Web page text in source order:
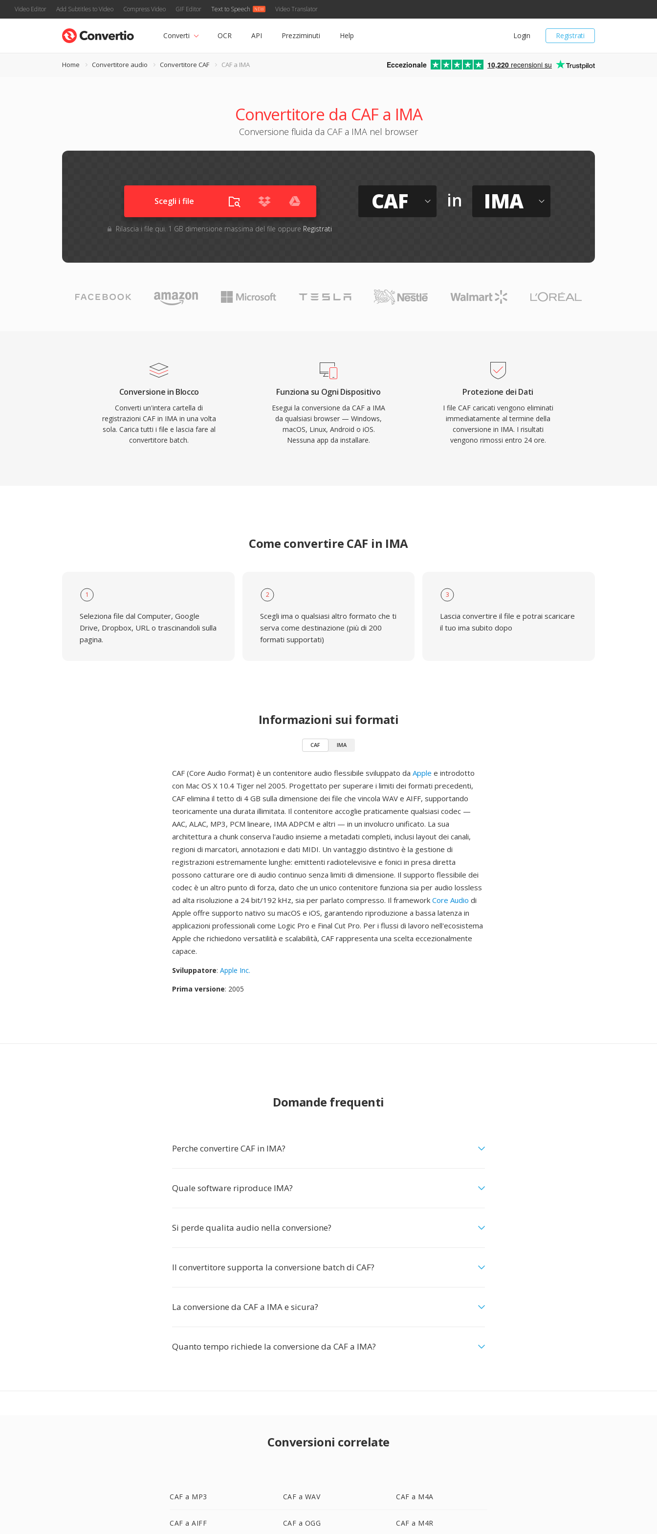
Video Editor Add Subtitles to Video Compress Video GIF Editor Text to Speech Video Translator
Registrati
Login
Converti OCR API Prezziminuti Help
Home Convertitore audio Convertitore CAF CAF a IMA Eccezionale 10,220 recensioni su
Convertitore da CAF a IMA
Conversione fluida da CAF a IMA nel browser
Scegli i file
Rilascia i file qui. 1 GB dimensione massima del file oppure Registrati
CAF in IMA
Conversione in Blocco
Converti un'intera cartella di
registrazioni CAF in IMA in una volta
sola. Carica tutti i file e lascia fare al
convertitore batch.
Funziona su Ogni Dispositivo
Esegui la conversione da CAF a IMA
da qualsiasi browser — Windows,
macOS, Linux, Android o iOS.
Nessuna app da installare.
Protezione dei Dati
I file CAF caricati vengono eliminati
immediatamente al termine della
conversione in IMA. I risultati
vengono rimossi entro 24 ore.
Come convertire CAF in IMA
1
Seleziona file dal Computer, Google
Drive, Dropbox, URL o trascinandoli sulla
pagina.
2
Scegli ima o qualsiasi altro formato che ti
serva come destinazione (più di 200
formati supportati)
3
Lascia convertire il file e potrai scaricare
il tuo ima subito dopo
Informazioni sui formati
CAF IMA
CAF (Core Audio Format) è un contenitore audio flessibile sviluppato da Apple e introdotto
con Mac OS X 10.4 Tiger nel 2005. Progettato per superare i limiti dei formati precedenti,
CAF elimina il tetto di 4 GB sulla dimensione dei file che vincola WAV e AIFF, supportando
teoricamente una durata illimitata. Il contenitore accoglie praticamente qualsiasi codec —
AAC, ALAC, MP3, PCM lineare, IMA ADPCM e altri — in un involucro unificato. La sua
architettura a chunk conserva l'audio insieme a metadati completi, inclusi layout dei canali,
regioni di marcatori, annotazioni e dati MIDI. Un vantaggio distintivo è la gestione di
registrazioni estremamente lunghe: emittenti radiotelevisive e fonici in presa diretta
possono catturare ore di audio continuo senza limiti di dimensione. Il supporto flessibile dei
codec è un altro punto di forza, dato che un unico contenitore funziona sia per audio lossless
ad alta risoluzione a 24 bit/192 kHz, sia per parlato compresso. Il framework Core Audio di
Apple offre supporto nativo su macOS e iOS, garantendo riproduzione a bassa latenza in
applicazioni professionali come Logic Pro e Final Cut Pro. Per i flussi di lavoro nell'ecosistema
Apple che richiedono versatilità e scalabilità, CAF rappresenta una scelta eccezionalmente
capace.
Sviluppatore: Apple Inc.
Prima versione: 2005
Domande frequenti
Perche convertire CAF in IMA?
Quale software riproduce IMA?
Si perde qualita audio nella conversione?
Il convertitore supporta la conversione batch di CAF?
La conversione da CAF a IMA e sicura?
Quanto tempo richiede la conversione da CAF a IMA?
Conversioni correlate
CAF a MP3 CAF a WAV CAF a M4A
CAF a AIFF CAF a OGG CAF a M4R